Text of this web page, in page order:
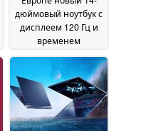
дюймовый ноутбук с
дисплеем 120 Гц и
временем
более 20 часов
29 May
2026